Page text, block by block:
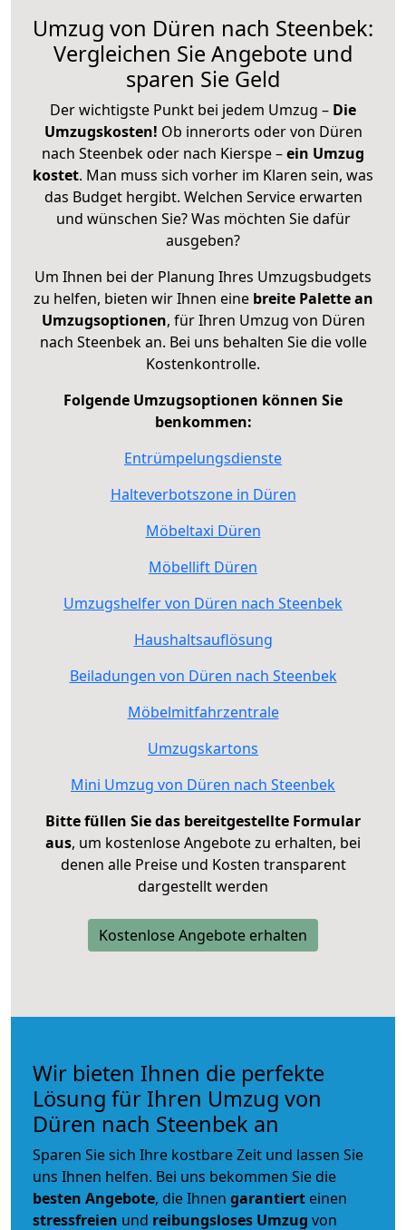
Umzug von Düren nach Steenbek:
Vergleichen Sie Angebote und
sparen Sie Geld
Der wichtigste Punkt bei jedem Umzug – Die
Umzugskosten! Ob innerorts oder von Düren
nach Steenbek oder nach Kierspe –ein Umzug
kostet. Man muss sich vorher im Klaren sein, was
das Budget hergibt. Welchen Service erwarten
und wünschen Sie? Was möchten Sie dafür
ausgeben?
Um Ihnen bei der Planung Ihres Umzugsbudgets
zu helfen, bieten wir Ihnen eine breite Palette an
Umzugsoptionen, für Ihren Umzug von Düren
nach Steenbek an. Bei uns behalten Sie die volle
Kostenkontrolle.
Folgende Umzugsoptionen können Sie
benkommen:
Entrümpelungsdienste
Halteverbotszone in Düren
Möbeltaxi Düren
Möbellift Düren
Umzugshelfer von Düren nach Steenbek
Haushaltsauflösung
Beiladungen von Düren nach Steenbek
Möbelmitfahrzentrale
Umzugskartons
Mini Umzug von Düren nach Steenbek
Bitte füllen Sie das bereitgestellte Formular
aus, um kostenlose Angebote zu erhalten, bei
denen alle Preise und Kosten transparent
dargestellt werden
Kostenlose Angebote erhalten
Wir bieten Ihnen die perfekte
Lösung für Ihren Umzug von
Düren nach Steenbek an
Sparen Sie sich Ihre kostbare Zeit und lassen Sie
uns Ihnen helfen. Bei uns bekommen Sie die
besten Angebote, die Ihnen garantiert einen
stressfreien und reibungsloses Umzug von